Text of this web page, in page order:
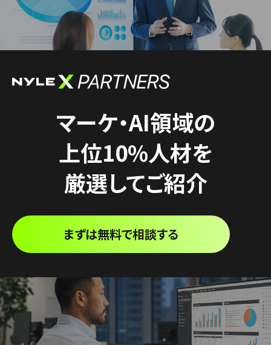
マーケ・AI領域の
上位10%人材を
厳選してご紹介
まずは無料で相談する